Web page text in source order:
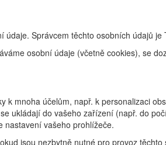
Správcem těchto osobních údajů
osobní údaje (včetně cookies), se
k mnoha účelům, např. k personalizaci
ukládají do vašeho zařízení (např. do
nastavení vašeho prohlížeče.
jsou nezbytně nutné pro provoz